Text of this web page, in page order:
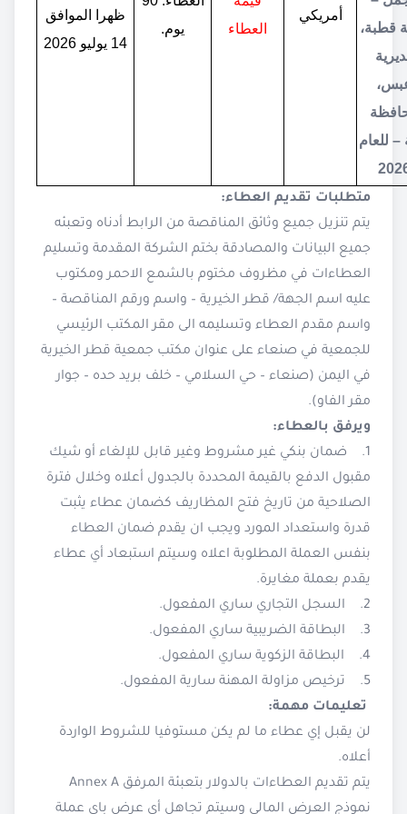
قطبة،
للعام
أمريكي
العطاء
يوم.
ظهرا الموافق
14 يوليو 2026
متطلبات تقديم العطاء:
يتم تنزيل جميع وثائق المناقصة من الرابط أدناه وتعبئه
جميع البيانات والمصادقة بختم الشركة المقدمة وتسليم
العطاءات في مظروف مختوم بالشمع الاحمر ومكتوب
عليه اسم الجهة/ قطر الخيرية – واسم ورقم المناقصة –
واسم مقدم العطاء وتسليمه الى مقر المكتب الرئيسي
للجمعية في صنعاء على عنوان مكتب جمعية قطر الخيرية
في اليمن (صنعاء – حي السلامي – خلف بريد حده – جوار
مقر الفاو).
ويرفق بالعطاء:
1. ضمان بنكي غير مشروط وغير قابل للإلغاء أو شيك
مقبول الدفع بالقيمة المحددة بالجدول أعلاه وخلال فترة
الصلاحية من تاريخ فتح المظاريف كضمان عطاء يثبت
قدرة واستعداد المورد ويجب ان يقدم ضمان العطاء
بنفس العملة المطلوبة اعلاه وسيتم استبعاد أي عطاء
يقدم بعملة مغايرة.
2. السجل التجاري ساري المفعول.
3. البطاقة الضريبية ساري المفعول.
4. البطاقة الزكوية ساري المفعول.
5. ترخيص مزاولة المهنة سارية المفعول.
تعليمات مهمة:
لن يقبل إي عطاء ما لم يكن مستوفيا للشروط الواردة
أعلاه.
يتم تقديم العطاءات بالدولار بتعبئة المرفق Annex A
نموذج العرض المالي وسيتم تجاهل أي عرض باي عملة